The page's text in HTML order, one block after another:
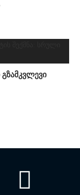
გზამკვლევი